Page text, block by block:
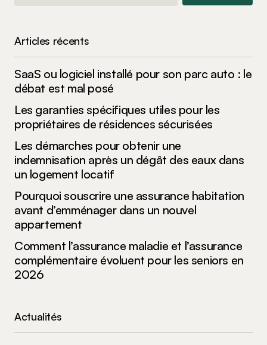
dans le navigateur pour mon prochain
Submit Comment
Articles récents
SaaS ou logiciel installé pour son parc auto : le
débat est mal posé
Les garanties spécifiques utiles pour les
propriétaires de résidences sécurisées
Les démarches pour obtenir une
indemnisation après un dégât des eaux dans
un logement locatif
Pourquoi souscrire une assurance habitation
avant d’emménager dans un nouvel
appartement
Comment l’assurance maladie et l’assurance
complémentaire évoluent pour les seniors en
2026
Actualités